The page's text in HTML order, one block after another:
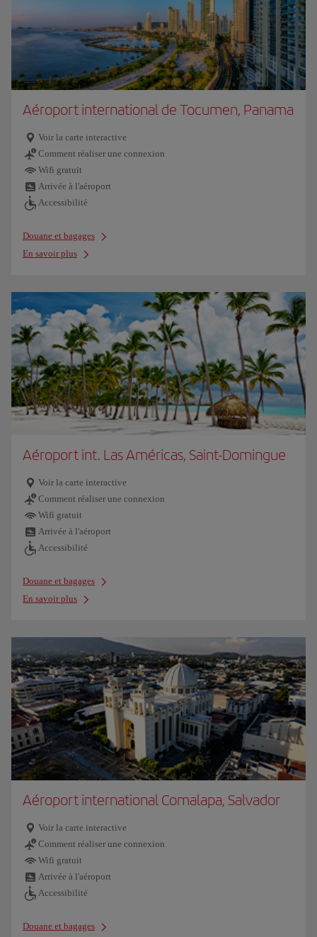
Aéroport international de Tocumen, Panama
Voir la carte interactive
Comment réaliser une connexion
Wifi gratuit
Arrivée à l'aéroport
Accessibilité
Douane et bagages
En savoir plus
Aéroport int. Las Américas, Saint-Domingue
Voir la carte interactive
Comment réaliser une connexion
Wifi gratuit
Arrivée à l'aéroport
Accessibilité
Douane et bagages
En savoir plus
Aéroport international Comalapa, Salvador
Voir la carte interactive
Comment réaliser une connexion
Wifi gratuit
Arrivée à l'aéroport
Accessibilité
Douane et bagages